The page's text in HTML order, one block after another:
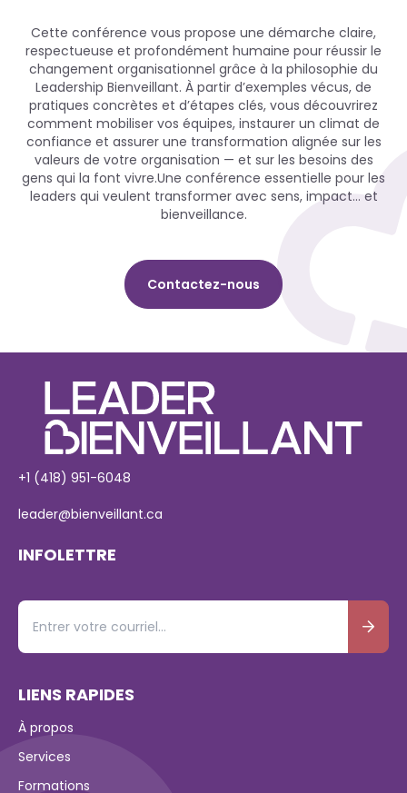
Cette conférence vous propose une démarche claire,
respectueuse et profondément humaine pour réussir le
changement organisationnel grâce à la philosophie du
Leadership Bienveillant. À partir d’exemples vécus, de
pratiques concrètes et d’étapes clés, vous découvrirez
comment mobiliser vos équipes, instaurer un climat de
confiance et assurer une transformation alignée sur les
valeurs de votre organisation — et sur les besoins des
gens qui la font vivre.Une conférence essentielle pour les
leaders qui veulent transformer avec sens, impact… et
bienveillance.
Contactez-nous
+1 (418) 951-6048
leader@bienveillant.ca
LIENS RAPIDES
À propos
Services
Formations
INFOLETTRE